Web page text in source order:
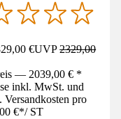
€UVP2329,00
— 2039,00 € *
inkl. MwSt. und
Versandkosten pro
€*/ ST